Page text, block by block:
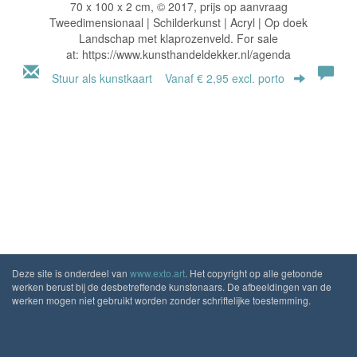
70 x 100 x 2 cm, © 2017, prijs op aanvraag
Tweedimensionaal | Schilderkunst | Acryl | Op doek
Landschap met klaprozenveld. For sale
at: https://www.kunsthandeldekker.nl/agenda
Stuur als kunstkaart Vanaf € 2,95 excl. porto
Deze site is onderdeel van www.exto.art. Het copyright op alle getoonde
werken berust bij de desbetreffende kunstenaars. De afbeeldingen van de
werken mogen niet gebruikt worden zonder schriftelijke toestemming.